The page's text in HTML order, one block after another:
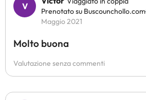
Prenotato su Buscounchollo.com
Maggio 2021
Molto buona
Valutazione senza commenti